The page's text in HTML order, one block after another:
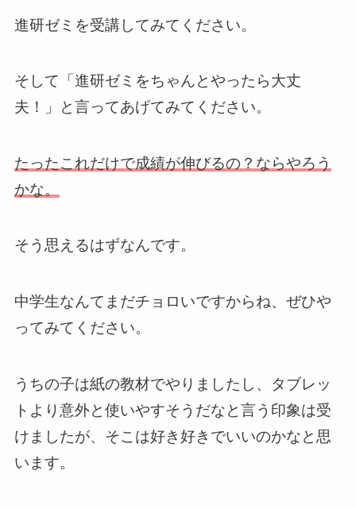
進研ゼミを受講してみてください。
そして「進研ゼミをちゃんとやったら大丈
夫！」と言ってあげてみてください。
たったこれだけで成績が伸びるの？ならやろう
かな。
そう思えるはずなんです。
中学生なんてまだチョロいですからね、ぜひや
ってみてください。
うちの子は紙の教材でやりましたし、タブレッ
トより意外と使いやすそうだなと言う印象は受
けましたが、そこは好き好きでいいのかなと思
います。